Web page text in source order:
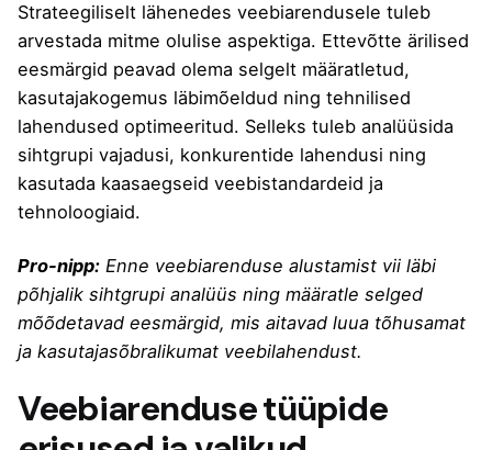
Strateegiliselt lähenedes veebiarendusele tuleb
arvestada mitme olulise aspektiga. Ettevõtte ärilised
eesmärgid peavad olema selgelt määratletud,
kasutajakogemus läbimõeldud ning tehnilised
lahendused optimeeritud. Selleks tuleb analüüsida
sihtgrupi vajadusi, konkurentide lahendusi ning
kasutada kaasaegseid veebistandardeid ja
tehnoloogiaid.
Pro-nipp: Enne veebiarenduse alustamist vii läbi
põhjalik sihtgrupi analüüs ning määratle selged
mõõdetavad eesmärgid, mis aitavad luua tõhusamat
ja kasutajasõbralikumat veebilahendust.
Veebiarenduse tüüpide